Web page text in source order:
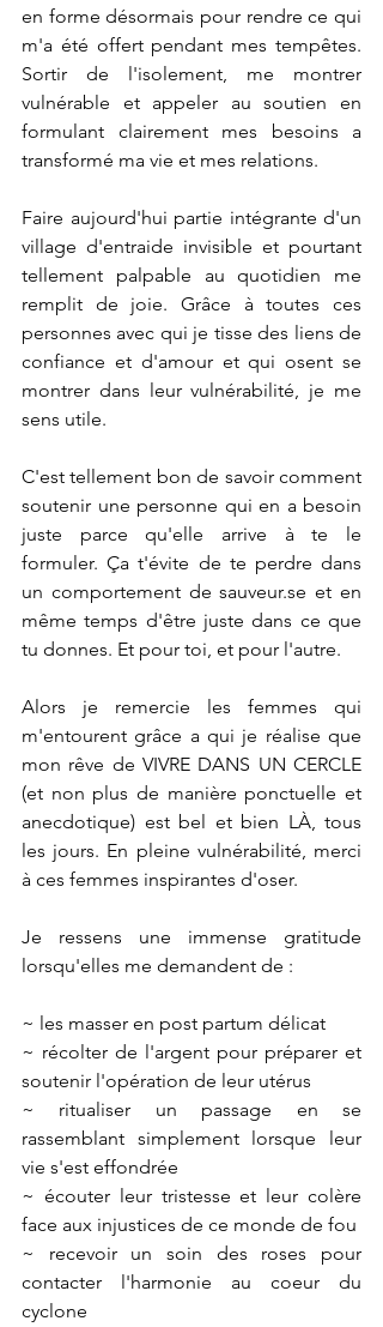
en forme désormais pour rendre ce qui
m'a été offert pendant mes tempêtes.
Sortir de l'isolement, me montrer
vulnérable et appeler au soutien en
formulant clairement mes besoins a
transformé ma vie et mes relations.
Faire aujourd'hui partie intégrante d'un
village d'entraide invisible et pourtant
tellement palpable au quotidien me
remplit de joie. Grâce à toutes ces
personnes avec qui je tisse des liens de
confiance et d'amour et qui osent se
montrer dans leur vulnérabilité, je me
sens utile.
C'est tellement bon de savoir comment
soutenir une personne qui en a besoin
juste parce qu'elle arrive à te le
formuler. Ça t'évite de te perdre dans
un comportement de sauveur.se et en
même temps d'être juste dans ce que
tu donnes. Et pour toi, et pour l'autre.
Alors je remercie les femmes qui
m'entourent grâce a qui je réalise que
mon rêve de VIVRE DANS UN CERCLE
(et non plus de manière ponctuelle et
anecdotique) est bel et bien LÀ, tous
les jours. En pleine vulnérabilité, merci
à ces femmes inspirantes d'oser.
Je ressens une immense gratitude
lorsqu'elles me demandent de :
~ les masser en post partum délicat
~ récolter de l'argent pour préparer et
soutenir l'opération de leur utérus
~ ritualiser un passage en se
rassemblant simplement lorsque leur
vie s'est effondrée
~ écouter leur tristesse et leur colère
face aux injustices de ce monde de fou
~ recevoir un soin des roses pour
contacter l'harmonie au coeur du
cyclone